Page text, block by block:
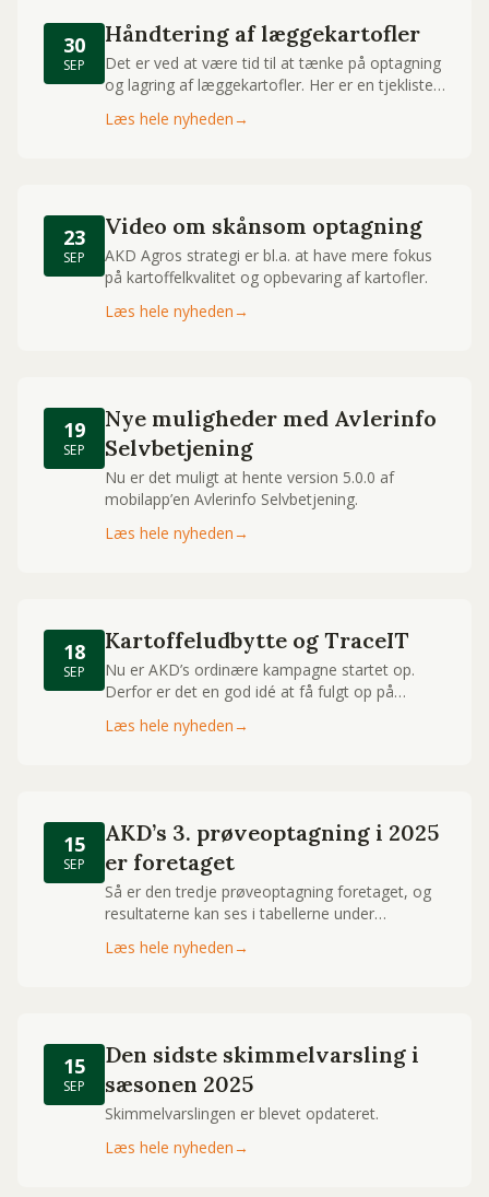
30
SEP
Håndtering af læggekartofler
Det er ved at være tid til at tænke på optagning
og lagring af læggekartofler. Her er en tjekliste
Læs hele nyheden→
23
SEP
Video om skånsom optagning
AKD Agros strategi er bl.a. at have mere fokus
på kartoffelkvalitet og opbevaring af kartofler.
Læs hele nyheden→
19
SEP
Nye muligheder med Avlerinfo
Selvbetjening
Nu er det muligt at hente version 5.0.0 af
mobilapp’en Avlerinfo Selvbetjening.
Læs hele nyheden→
18
SEP
Kartoffeludbytte og TraceIT
Nu er AKD’s ordinære kampagne startet op.
Derfor er det en god idé at få fulgt op på
starten af. Hent en kort vejledning i
Læs hele nyheden→
15
SEP
AKD’s 3. prøveoptagning i 2025
er foretaget
Så er den tredje prøveoptagning foretaget, og
resultaterne kan ses i tabellerne under
Læs hele nyheden→
15
SEP
Den sidste skimmelvarsling i
sæsonen 2025
Skimmelvarslingen er blevet opdateret.
Læs hele nyheden→